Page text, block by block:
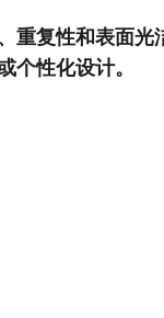
重复性和表面光
个性化设计。